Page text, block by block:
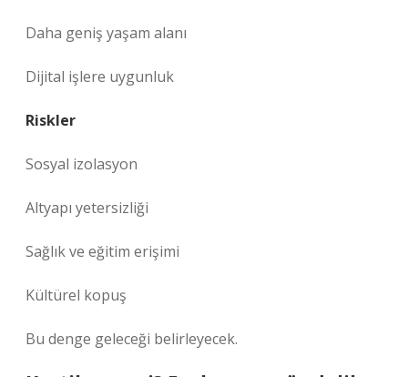
Daha geniş yaşam alanı
Dijital işlere uygunluk
Riskler
Sosyal izolasyon
Altyapı yetersizliği
Sağlık ve eğitim erişimi
Kültürel kopuş
Bu denge geleceği belirleyecek.